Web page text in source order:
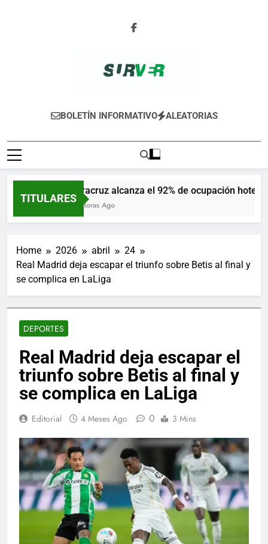
SURVER
BOLETÍN INFORMATIVO ALEATORIAS
TITULARES
Veracruz alcanza el 92% de ocupación
14 Horas Ago
Home 2026 abril
24
Real Madrid deja escapar el triunfo sobre Betis al final y
se complica en LaLiga
DEPORTES
Real Madrid deja escapar el
triunfo sobre Betis al final y
se complica en LaLiga
Editorial 4 Meses Ago 0 3 Mins